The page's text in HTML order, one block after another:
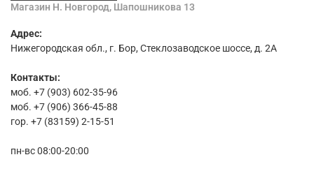
Магазин Н. Новгород, Шапошникова 13
Адрес:
Нижегородская обл., г. Бор, Стеклозаводское шоссе, д. 2А
Контакты:
моб. +7 (903) 602-35-96
моб. +7 (906) 366-45-88
гор. +7 (83159) 2-15-51
пн-вс 08:00-20:00